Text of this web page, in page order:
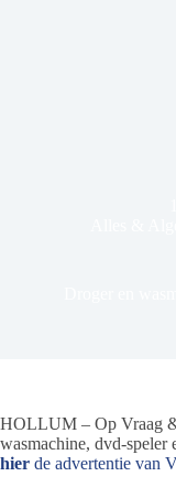
HOLLUM – Op Vraag &
wasmachine, dvd-speler
hier de advertentie van